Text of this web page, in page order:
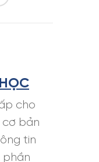
cho
cơ bản
tin
phần